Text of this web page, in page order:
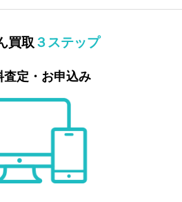
買取 ３ステップ
査定・お申込み